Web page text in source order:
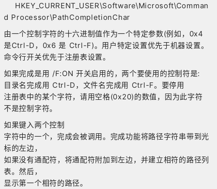
HKEY_CURRENT_USER\Software\Microsoft\Comman
d Processor\PathCompletionChar
由一个控制字符的十六进制值作为一个特定参数(例如，0x4
是Ctrl-D，0x6 是 Ctrl-F)。用户特定设置优先于机器设置。
命令行开关优先于注册表设置。
如果完成是用 /F:ON 开关启用的，两个要使用的控制符是:
目录名完成用 Ctrl-D，文件名完成用 Ctrl-F。要停用
注册表中的某个字符，请用空格(0x20)的数值，因为此字符
不是控制字符。
如果键入两个控制
字符中的一个，完成会被调用。完成功能将路径字符串带到光
标的左边，
如果没有通配符，将通配符附加到左边，并建立相符的路径列
表。然后，
显示第一个相符的路径。